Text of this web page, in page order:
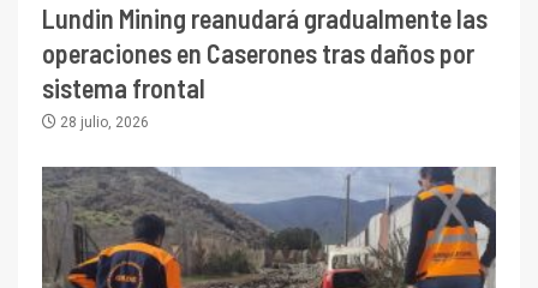
Lundin Mining reanudará gradualmente las
operaciones en Caserones tras daños por
sistema frontal
28 julio, 2026